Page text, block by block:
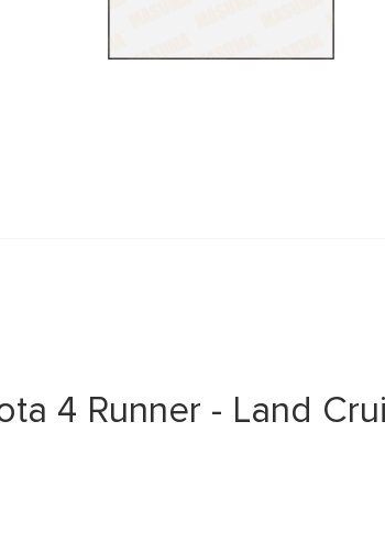
4 Runner - Land